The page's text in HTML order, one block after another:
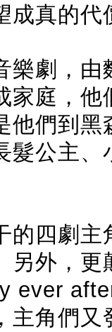
成真的
樂劇，
家庭，
他們到
髮公主
的四劇
另外，
ever
主角們